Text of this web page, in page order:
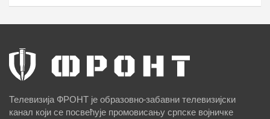
Телевизија ФРОНТ је образовно-забавни телевизијски
канал који се посвећује промовисању српске војничке